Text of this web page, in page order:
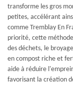
transforme les gros
petites, accélérant
comme Tremblay En
priorité, cette
des déchets, le
en compost riche et
aide à réduire
favorisant la création